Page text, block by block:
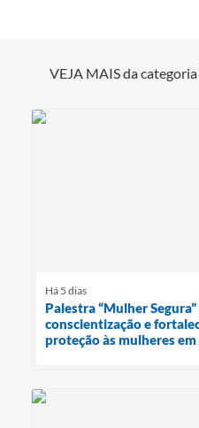
VEJA MAIS da categoria
Há 5 dias
Palestra “Mulher
conscientização e
proteção às mulheres